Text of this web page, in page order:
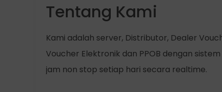
Tentang Kami
Kami adalah server, Distributor, Dealer
Voucher Elektronik dan PPOB dengan
jam non stop setiap hari secara realtime.